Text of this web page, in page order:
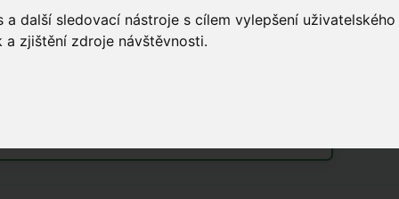
další sledovací nástroje s cílem vylepšení
zjištění zdroje návštěvnosti.
Tělo a hygiena
alternativní pečivo